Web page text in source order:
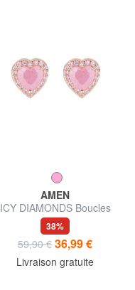
AMEN
ICY DIAMONDS Boucles
d'oreilles coeur avec pierre
38%
59,90 € 36,99 €
Livraison gratuite